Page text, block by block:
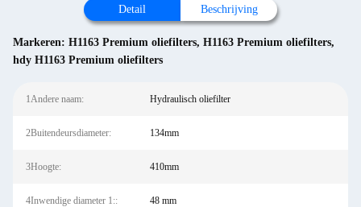
Detail Beschrijving
Markeren: H1163 Premium oliefilters, H1163 Premium oliefilters,
hdy H1163 Premium oliefilters
1Andere naam: Hydraulisch oliefilter
2Buitendeursdiameter: 134mm
3Hoogte: 410mm
4Inwendige diameter 1:: 48 mm